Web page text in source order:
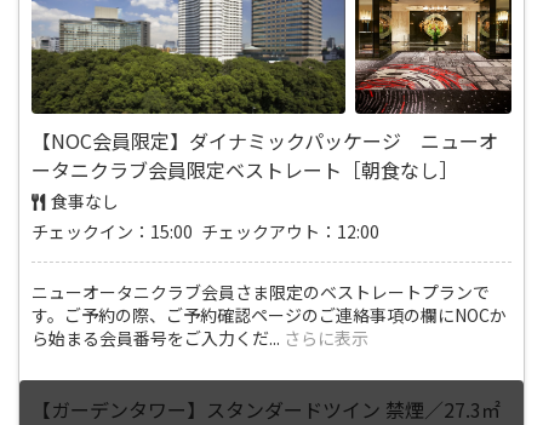
【NOC会員限定】ダイナミックパッケージ ニューオ
ータニクラブ会員限定ベストレート［朝食なし］
食事なし
チェックイン：15:00 チェックアウト：12:00
ニューオータニクラブ会員さま限定のベストレートプランで
す。ご予約の際、ご予約確認ページのご連絡事項の欄にNOCか
ら始まる会員番号をご入力くだ... さらに表示
【ガーデンタワー】スタンダードツイン 禁煙／27.3㎡